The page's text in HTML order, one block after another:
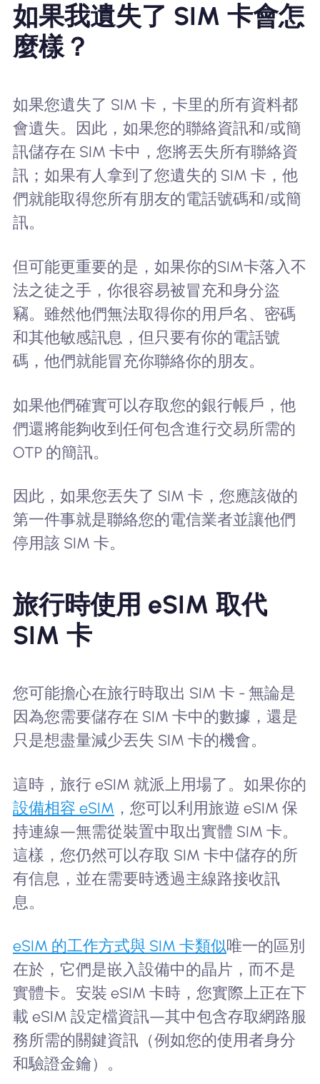
如果我遺失了 SIM 卡會怎
麼樣？
如果您遺失了 SIM 卡，卡里的所有資料都
會遺失。因此，如果您的聯絡資訊和/或簡
訊儲存在 SIM 卡中，您將丟失所有聯絡資
訊；如果有人拿到了您遺失的 SIM 卡，他
們就能取得您所有朋友的電話號碼和/或簡
訊。
但可能更重要的是，如果你的SIM卡落入不
法之徒之手，你很容易被冒充和身分盜
竊。雖然他們無法取得你的用戶名、密碼
和其他敏感訊息，但只要有你的電話號
碼，他們就能冒充你聯絡你的朋友。
如果他們確實可以存取您的銀行帳戶，他
們還將能夠收到任何包含進行交易所需的
OTP 的簡訊。
因此，如果您丟失了 SIM 卡，您應該做的
第一件事就是聯絡您的電信業者並讓他們
停用該 SIM 卡。
旅行時使用 eSIM 取代
SIM 卡
您可能擔心在旅行時取出 SIM 卡 - 無論是
因為您需要儲存在 SIM 卡中的數據，還是
只是想盡量減少丟失 SIM 卡的機會。
這時，旅行 eSIM 就派上用場了。如果你的
設備相容 eSIM ，您可以利用旅遊 eSIM 保
持連線—無需從裝置中取出實體 SIM 卡。
這樣，您仍然可以存取 SIM 卡中儲存的所
有信息，並在需要時透過主線路接收訊
息。
eSIM 的工作方式與 SIM 卡類似唯一的區別
在於，它們是嵌入設備中的晶片，而不是
實體卡。安裝 eSIM 卡時，您實際上正在下
載 eSIM 設定檔資訊—其中包含存取網路服
務所需的關鍵資訊（例如您的使用者身分
和驗證金鑰）。